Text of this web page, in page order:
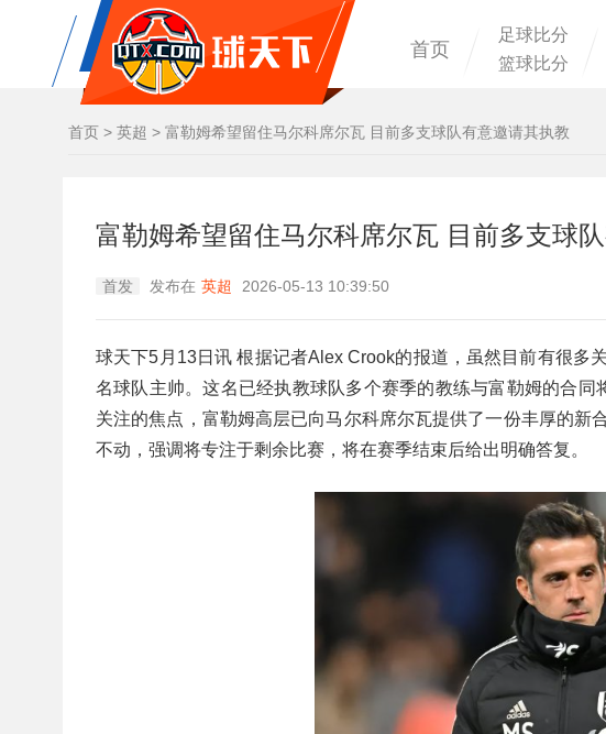
首页
足球比分
篮球比分
首页 > 英超 > 富勒姆希望留住马尔科席尔瓦 目前多支球队有意邀请其执教
富勒姆希望留住马尔科席尔瓦 目前多支球
首发 发布在 英超 2026-05-13 10:39:50
球天下5月13日讯 根据记者Alex Crook的报道，虽然目前有很多
名球队主帅。这名已经执教球队多个赛季的教练与富勒姆的合
关注的焦点，富勒姆高层已向马尔科席尔瓦提供了一份丰厚的
不动，强调将专注于剩余比赛，将在赛季结束后给出明确答复。